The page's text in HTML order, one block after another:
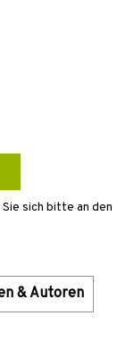
sich bitte an den
& Autoren